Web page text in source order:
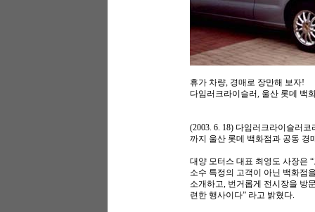
휴가 차량, 경매로 장만해 보자!
다임러크라이슬러, 울산 롯데 백
(2003. 6. 18) 다임러크라이슬러
까지 울산 롯데 백화점과 공동 경
대양 모터스 대표 최영도 사장은
소수 특정의 고객이 아닌 백화점
소개하고, 번거롭게 전시장을 방
련한 행사이다” 라고 밝혔다.